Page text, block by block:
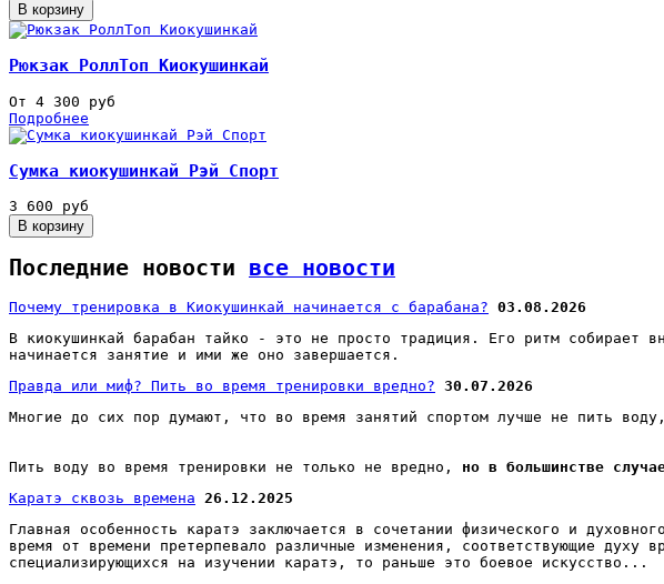
Рюкзак РоллТоп Киокушинкай
От 4 300 руб
Подробнее
Сумка киокушинкай Рэй Спорт
3 600 руб
Последние новости все новости
Почему тренировка в Киокушинкай начинается с барабана? 03.08.2026
В киокушинкай барабан тайко - это не просто традиция. Его ритм собирает
начинается занятие и ими же оно завершается.
Правда или миф? Пить во время тренировки вредно? 30.07.2026
Многие до сих пор думают, что во время занятий спортом лучше не пить
Пить воду во время тренировки не только не вредно, но в большинстве
Каратэ сквозь времена 26.12.2025
Главная особенность каратэ заключается в сочетании физического и
время от времени претерпевало различные изменения, соответствующие
специализирующихся на изучении каратэ, то раньше это боевое искусство...